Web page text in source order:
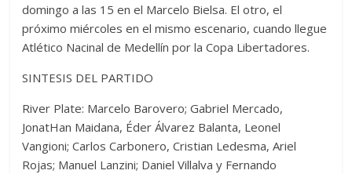
domingo a las 15 en el Marcelo Bielsa. El otro, el
próximo miércoles en el mismo escenario, cuando llegue
Atlético Nacinal de Medellín por la Copa Libertadores.
SINTESIS DEL PARTIDO
River Plate: Marcelo Barovero; Gabriel Mercado,
JonatHan Maidana, Éder Álvarez Balanta, Leonel
Vangioni; Carlos Carbonero, Cristian Ledesma, Ariel
Rojas; Manuel Lanzini; Daniel Villalva y Fernando